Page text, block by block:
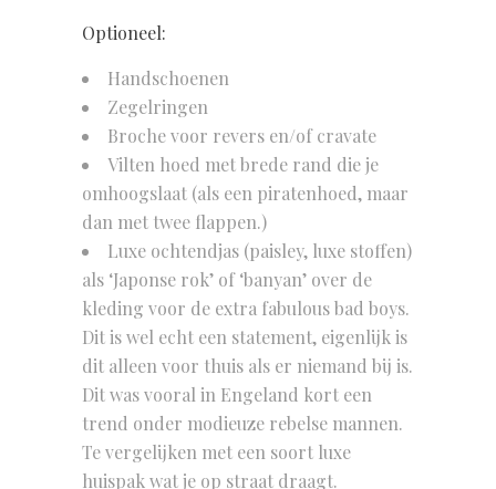
Optioneel:
Handschoenen
Zegelringen
Broche voor revers en/of cravate
Vilten hoed met brede rand die je
omhoogslaat (als een piratenhoed, maar
dan met twee flappen.)
Luxe ochtendjas (paisley, luxe stoffen)
als ‘Japonse rok’ of ‘banyan’ over de
kleding voor de extra fabulous bad boys.
Dit is wel echt een statement, eigenlijk is
dit alleen voor thuis als er niemand bij is.
Dit was vooral in Engeland kort een
trend onder modieuze rebelse mannen.
Te vergelijken met een soort luxe
huispak wat je op straat draagt.